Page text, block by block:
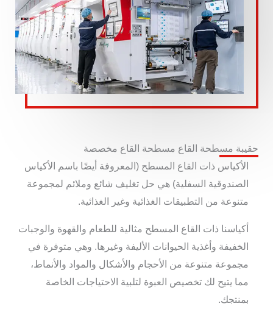
حقيبة مسطحة القاع مسطحة القاع مخصصة
الأكياس ذات القاع المسطح (المعروفة أيضًا باسم الأكياس
الصندوقية السفلية) هي حل تغليف شائع وملائم لمجموعة
متنوعة من التطبيقات الغذائية وغير الغذائية.
أكياسنا ذات القاع المسطح مثالية للطعام والقهوة والوجبات
الخفيفة وأغذية الحيوانات الأليفة وغيرها. وهي متوفرة في
مجموعة متنوعة من الأحجام والأشكال والمواد والأنماط،
مما يتيح لك تخصيص العبوة لتلبية الاحتياجات الخاصة
بمنتجك.